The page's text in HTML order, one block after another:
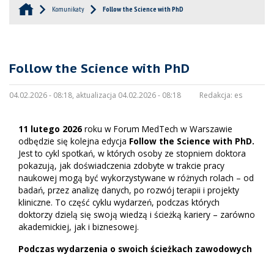
Komunikaty Follow the Science with PhD
Follow the Science with PhD
04.02.2026 - 08:18, aktualizacja 04.02.2026 - 08:18 Redakcja: es
11 lutego 2026 roku w Forum MedTech w Warszawie
odbędzie się kolejna edycja Follow the Science with PhD.
Jest to cykl spotkań, w których osoby ze stopniem doktora
pokazują, jak doświadczenia zdobyte w trakcie pracy
naukowej mogą być wykorzystywane w różnych rolach – od
badań, przez analizę danych, po rozwój terapii i projekty
kliniczne. To część cyklu wydarzeń, podczas których
doktorzy dzielą się swoją wiedzą i ścieżką kariery – zarówno
akademickiej, jak i biznesowej.
Podczas wydarzenia o swoich ścieżkach zawodowych